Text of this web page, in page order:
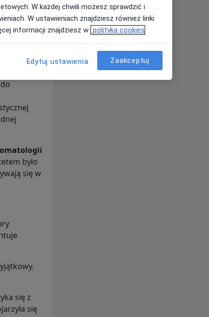
Opinie
było
się w
się
się z
W każdej chwili możesz sprawdzić i
W ustawieniach znajdziesz również linki
informacji znajdziesz w polityka cookies
Edytuj ustawienia Zaakceptuj